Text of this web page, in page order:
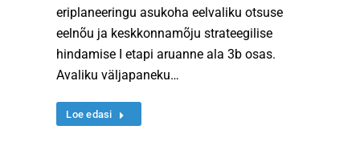
eriplaneeringu asukoha eelvaliku otsuse
eelnõu ja keskkonnamõju strateegilise
hindamise I etapi aruanne ala 3b osas.
Avaliku väljapaneku…
Loe edasi